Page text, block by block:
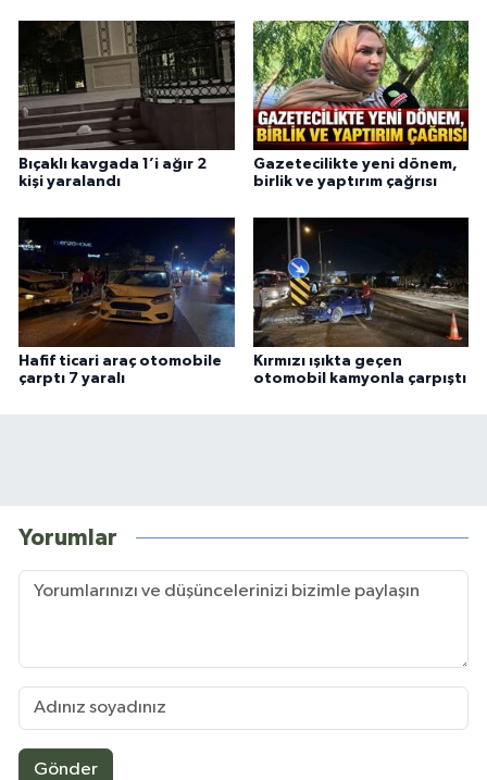
Bıçaklı kavgada 1’i ağır 2
kişi yaralandı
Gazetecilikte yeni dönem,
birlik ve yaptırım çağrısı
Hafif ticari araç otomobile
çarptı 7 yaralı
Kırmızı ışıkta geçen
otomobil kamyonla çarpıştı
Yorumlar
Gönder